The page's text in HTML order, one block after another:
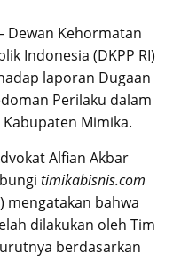
Dewan Kehormatan
Indonesia (DKPP RI)
laporan Dugaan
Perilaku dalam
Mimika.
Alfian Akbar
timikabisnis.com
mengatakan bahwa
dilakukan oleh Tim
berdasarkan